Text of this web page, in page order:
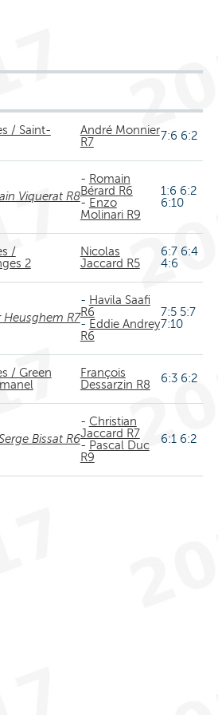
/ Saint-
André Monnier
R7
7:6 6:2
Viquerat R8
- Romain
Bérard R6
- Enzo
Molinari R9
1:6 6:2
6:10
/
2
Nicolas
Jaccard R5
6:7 6:4
4:6
Heusghem R7
- Havila Saafi
R6
- Eddie Andrey
R6
7:5 5:7
7:10
/ Green
François
Dessarzin R8
6:3 6:2
Bissat R6
- Christian
Jaccard R7
- Pascal Duc
R9
6:1 6:2